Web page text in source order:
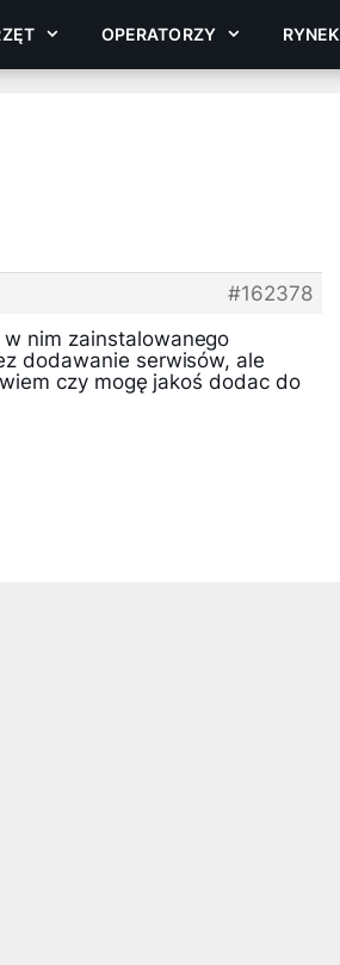
OPERATORZY RYNEK
#162378
nim zainstalowanego
dodawanie serwisów, ale
czy mogę jakoś dodac do